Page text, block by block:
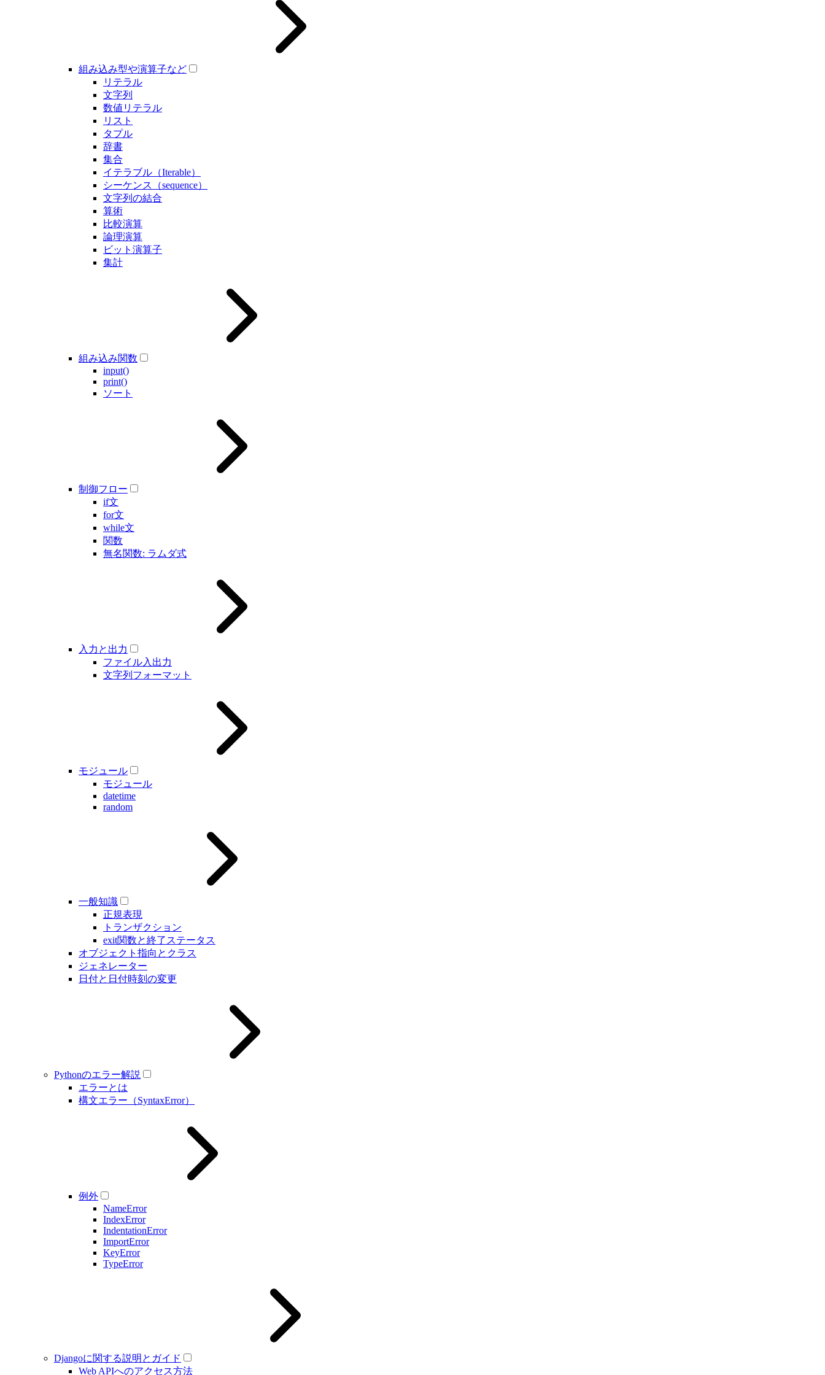
組み込み型や演算子など
リテラル
文字列
数値リテラル
リスト
タプル
辞書
集合
イテラブル（Iterable）
シーケンス（sequence）
文字列の結合
算術
比較演算
論理演算
ビット演算子
集計
組み込み関数
input()
print()
ソート
制御フロー
if文
for文
while文
関数
無名関数: ラムダ式
入力と出力
ファイル入出力
文字列フォーマット
モジュール
モジュール
datetime
random
一般知識
正規表現
トランザクション
exit関数と終了ステータス
オブジェクト指向とクラス
ジェネレーター
日付と日付時刻の変更
Pythonのエラー解説
エラーとは
構文エラー（SyntaxError）
例外
NameError
IndexError
IndentationError
ImportError
KeyError
TypeError
Djangoに関する説明とガイド
Web APIへのアクセス方法